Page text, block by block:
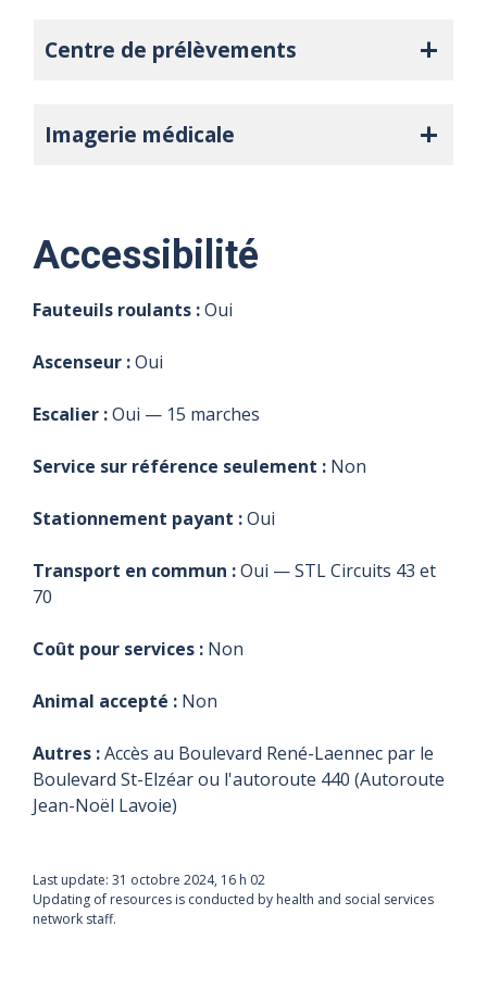
Centre de prélèvements
Imagerie médicale
Accessibilité
Fauteuils roulants :Oui
Ascenseur :Oui
Escalier :Oui — 15 marches
Service sur référence seulement : Non
Stationnement payant :Oui
Transport en commun :Oui — STL Circuits 43 et
70
Coût pour services : Non
Animal accepté : Non
Autres :Accès au Boulevard René-Laennec par le
Boulevard St-Elzéar ou l'autoroute 440 (Autoroute
Jean-Noël Lavoie)
Last update: 31 octobre 2024, 16 h 02
Updating of resources is conducted by health and social services
network staff.